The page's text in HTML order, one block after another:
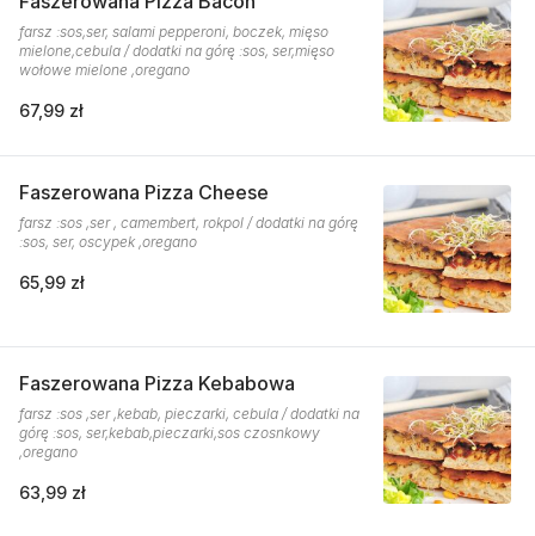
farsz :sos,ser, salami pepperoni, boczek, mięso
mielone,cebula / dodatki na górę :sos, ser,mięso
wołowe mielone ,oregano
67,99 zł
Faszerowana Pizza Cheese
farsz :sos ,ser , camembert, rokpol / dodatki na górę
:sos, ser, oscypek ,oregano
65,99 zł
Faszerowana Pizza Kebabowa
farsz :sos ,ser ,kebab, pieczarki, cebula / dodatki na
górę :sos, ser,kebab,pieczarki,sos czosnkowy
,oregano
63,99 zł